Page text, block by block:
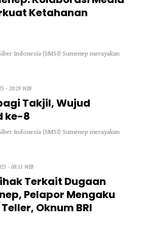
Ketahanan
Indonesia (SMSI) Sumenep merayakan
- 20:29 WIB
Takjil, Wujud
ke-8
Indonesia (SMSI) Sumenep merayakan
- 08:11 WIB
Terkait Dugaan
Pelapor Mengaku
Oknum BRI